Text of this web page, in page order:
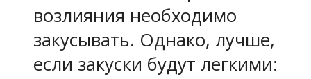
возлияния необходимо
закусывать. Однако, лучше,
если закуски будут легкими: